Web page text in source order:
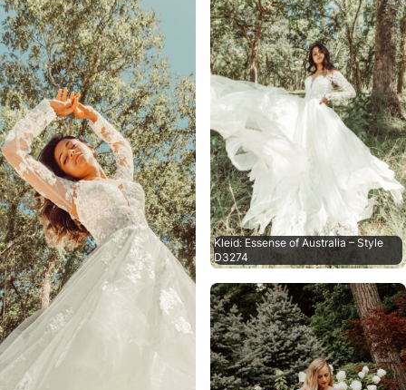
Kleid: Essense of Australia – Style
D3274